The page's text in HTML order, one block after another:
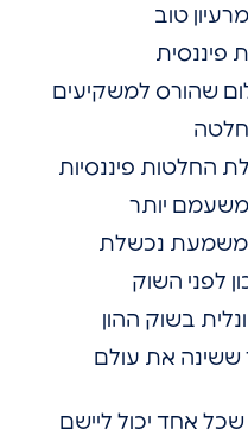
טוב
פיננסית
שהורס למשקיעים
החלטות פיננסיות
יותר
משמעת נכשלת
לפני השוק
בשוק ההון
את עולם
אחד יכול ליישם